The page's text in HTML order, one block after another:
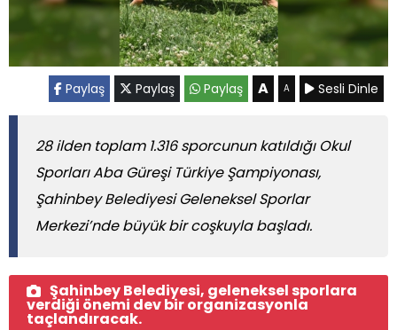
Paylaş Paylaş Paylaş A A Sesli Dinle
28 ilden toplam 1.316 sporcunun katıldığı Okul
Sporları Aba Güreşi Türkiye Şampiyonası,
Şahinbey Belediyesi Geleneksel Sporlar
Merkezi’nde büyük bir coşkuyla başladı.
Şahinbey Belediyesi, geleneksel sporlara
verdiği önemi dev bir organizasyonla
taçlandıracak.